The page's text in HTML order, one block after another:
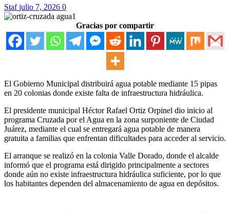
Stafjulio 7, 2026 0
Gracias por compartir
El Gobierno Municipal distribuirá agua potable mediante 15 pipas
en 20 colonias donde existe falta de infraestructura hidráulica.
El presidente municipal Héctor Rafael Ortiz Orpinel dio inicio al
programa Cruzada por el Agua en la zona surponiente de Ciudad
Juárez, mediante el cual se entregará agua potable de manera
gratuita a familias que enfrentan dificultades para acceder al servicio.
El arranque se realizó en la colonia Valle Dorado, donde el alcalde
informó que el programa está dirigido principalmente a sectores
donde aún no existe infraestructura hidráulica suficiente, por lo que
los habitantes dependen del almacenamiento de agua en depósitos.